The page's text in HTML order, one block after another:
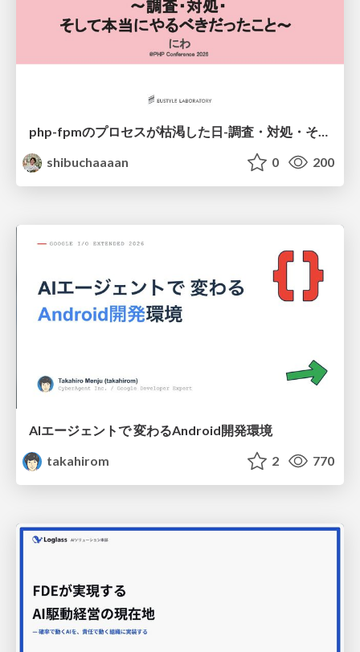
shibuchaaaan
0 200
AIエージェントで 変わるAndroid開発環境
takahirom
2 770